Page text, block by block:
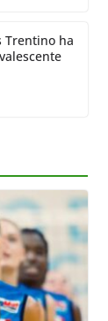
Trentino ha